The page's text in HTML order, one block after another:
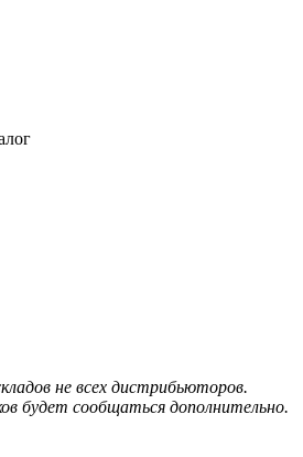
не всех дистрибьюторов.
будет сообщаться дополнительно.